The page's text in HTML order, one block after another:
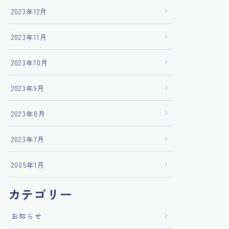
2023年12月
2023年11月
2023年10月
2023年9月
2023年8月
2023年7月
2005年1月
カテゴリー
お知らせ